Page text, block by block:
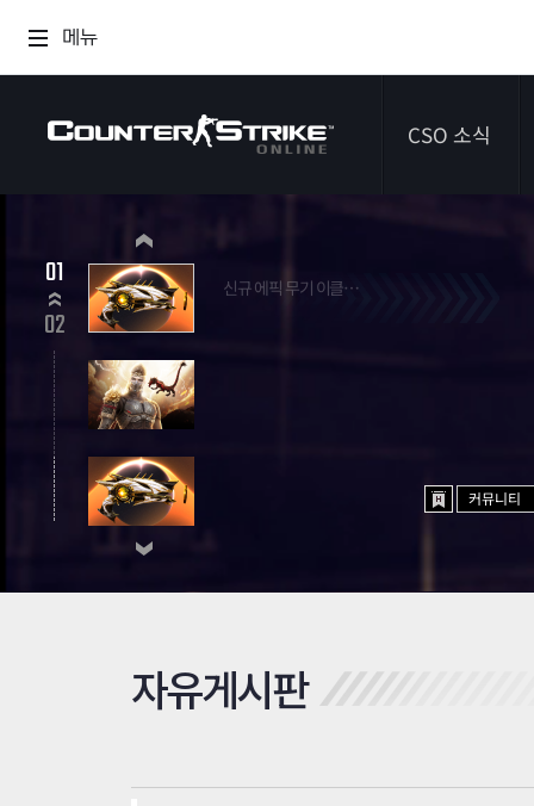
메뉴
CSO 소식
신규 에픽 무기 이클립스 시프터
01
02
커뮤니티
자유게시판